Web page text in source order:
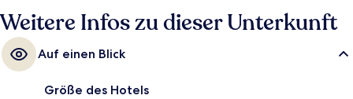
Weitere Infos zu dieser Unterkunft
Auf einen Blick
Größe des Hotels